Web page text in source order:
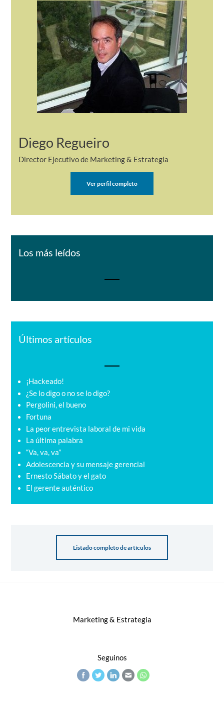
Diego Regueiro
Director Ejecutivo de Marketing & Estrategia
Ver perfil completo
Los más leídos
Últimos artículos
¡Hackeado!
¿Se lo digo o no se lo digo?
Pergolini, el bueno
Fortuna
La peor entrevista laboral de mi vida
La última palabra
“Va, va, va”
Adolescencia y su mensaje gerencial
Ernesto Sábato y el gato
El gerente auténtico
Listado completo de artículos
Marketing & Estrategia
Seguinos